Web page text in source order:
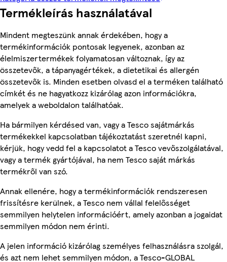
Termékleírás használatával
Mindent megteszünk annak érdekében, hogy a
termékinformációk pontosak legyenek, azonban az
élelmiszertermékek folyamatosan változnak, így az
összetevők, a tápanyagértékek, a dietetikai és allergén
összetevők is. Minden esetben olvasd el a terméken található
címkét és ne hagyatkozz kizárólag azon információkra,
amelyek a weboldalon találhatóak.
Ha bármilyen kérdésed van, vagy a Tesco sajátmárkás
termékekkel kapcsolatban tájékoztatást szeretnél kapni,
kérjük, hogy vedd fel a kapcsolatot a Tesco vevőszolgálatával,
vagy a termék gyártójával, ha nem Tesco saját márkás
termékről van szó.
Annak ellenére, hogy a termékinformációk rendszeresen
frissítésre kerülnek, a Tesco nem vállal felelősséget
semmilyen helytelen információért, amely azonban a jogaidat
semmilyen módon nem érinti.
A jelen információ kizárólag személyes felhasználásra szolgál,
és azt nem lehet semmilyen módon, a Tesco-GLOBAL